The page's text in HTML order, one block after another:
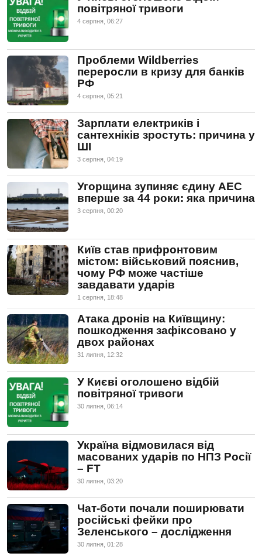
повітряної тривоги
4 серпня, 06:27
Проблеми Wildberries
переросли в кризу для банків
РФ
4 серпня, 05:21
Зарплати електриків і
сантехніків зростуть: причина у
ШІ
3 серпня, 04:19
Угорщина зупиняє єдину АЕС
вперше за 44 роки: яка причина
3 серпня, 00:20
Київ став прифронтовим
містом: військовий пояснив,
чому РФ може частіше
завдавати ударів
1 серпня, 18:48
Атака дронів на Київщину:
пошкодження зафіксовано у
двох районах
31 липня, 12:32
У Києві оголошено відбій
повітряної тривоги
30 липня, 06:14
Україна відмовилася від
масованих ударів по НПЗ Росії
– FT
30 липня, 03:20
Чат-боти почали поширювати
російські фейки про
Зеленського – дослідження
30 липня, 01:28